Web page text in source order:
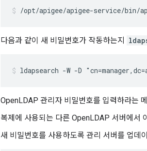
/opt/apigee/apigee-service/bin/
다음과 같이 새 비밀번호가 작동하는지
ldapsearch -W -D
OpenLDAP 관리자 비밀번호를 입력하라는
복제에 사용되는 다른 OpenLDAP 서버에서
새 비밀번호를 사용하도록 관리 서버를 업데